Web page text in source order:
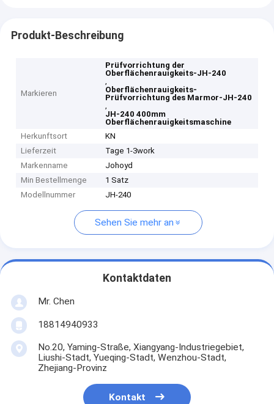
Produkt-Beschreibung
Markieren
Prüfvorrichtung der
Oberflächenrauigkeits-JH-240
,
Oberflächenrauigkeits-
Prüfvorrichtung des Marmor-JH-240
,
JH-240 400mm
Oberflächenrauigkeitsmaschine
Herkunftsort
KN
Lieferzeit
Tage 1-3work
Markenname
Johoyd
Min Bestellmenge
1 Satz
Modellnummer
JH-240
Sehen Sie mehr an
Kontaktdaten
Mr. Chen
18814940933
No.20, Yaming-Straße, Xiangyang-Industriegebiet,
Liushi-Stadt, Yueqing-Stadt, Wenzhou-Stadt,
Zhejiang-Provinz
Kontakt